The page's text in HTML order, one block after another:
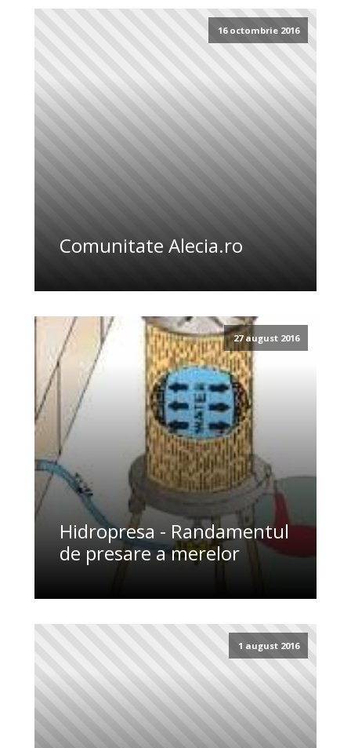
16 octombrie 2016
Comunitate Alecia.ro
27 august 2016
Hidropresa - Randamentul
de presare a merelor
1 august 2016